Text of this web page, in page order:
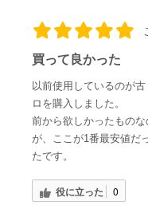
買って良かった
以前使用しているのが
ロを購入しました。
前から欲しかったもの
が、ここが1番最安値だ
たです。
役に立った 0